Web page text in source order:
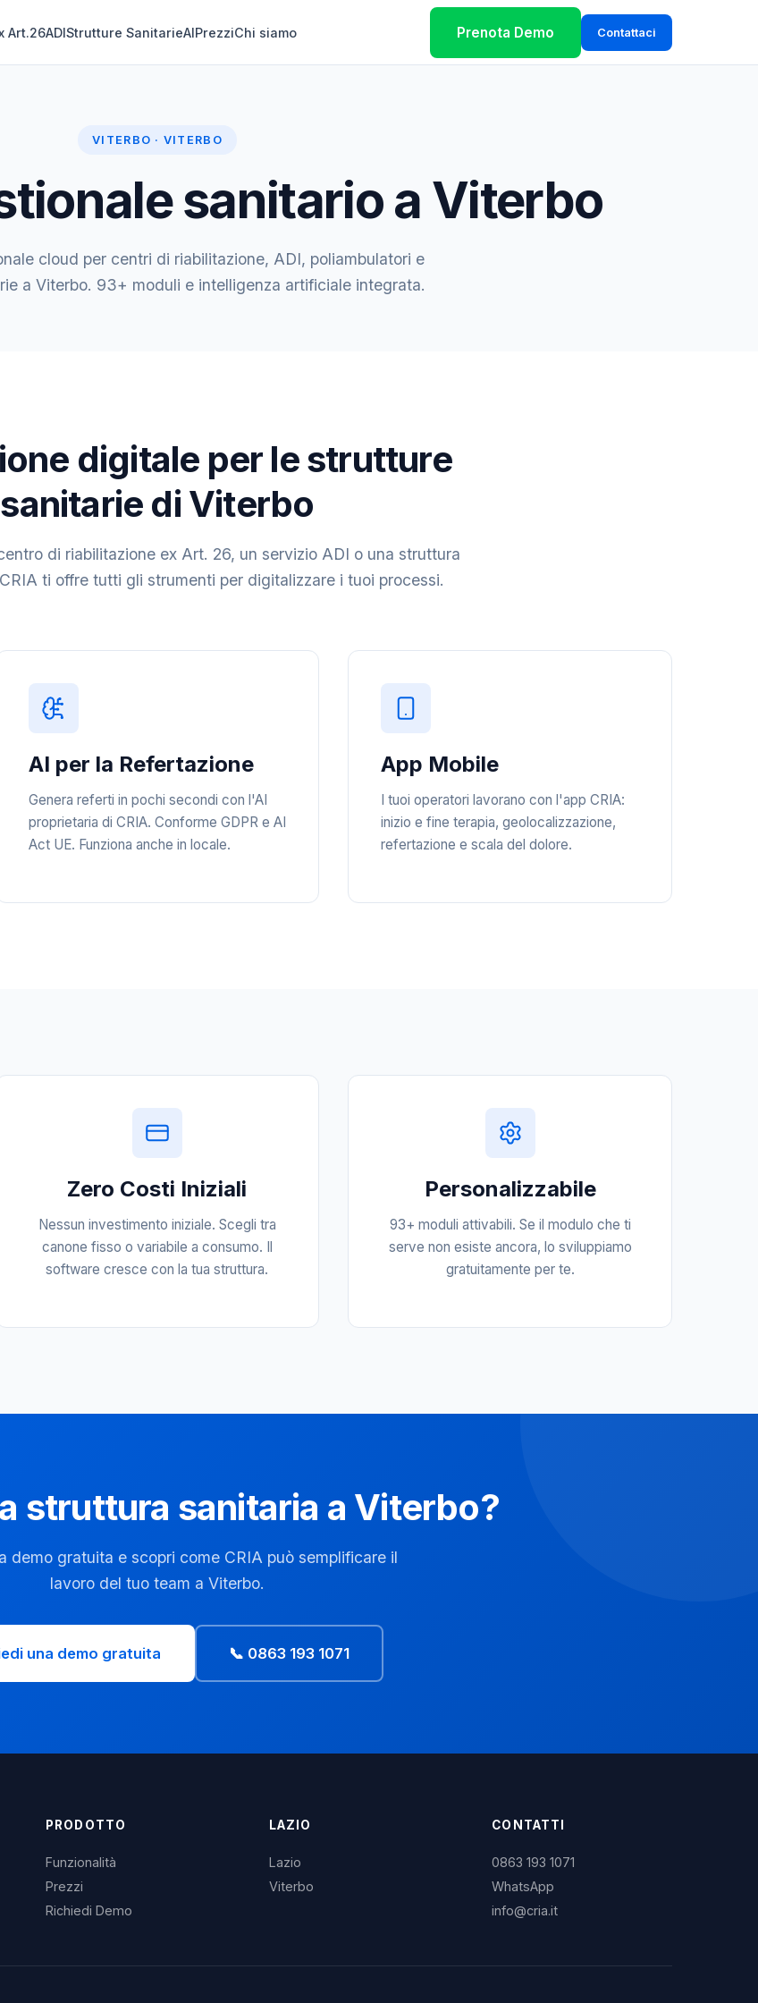
Art.26ADIStrutture SanitarieAIPrezziChi siamo Prenota Demo Contattaci
VITERBO · VITERBO
sanitario a Viterbo
cloud per centri di riabilitazione, ADI, poliambulatori e
a Viterbo. 93+ moduli e intelligenza artificiale integrata.
digitale per le strutture
sanitarie di Viterbo
di riabilitazione ex Art. 26, un servizio ADI o una struttura
ti offre tutti gli strumenti per digitalizzare i tuoi processi.
AI per la Refertazione
Genera referti in pochi secondi con l'AI
proprietaria di CRIA. Conforme GDPR e AI
Act UE. Funziona anche in locale.
App Mobile
I tuoi operatori lavorano con l'app CRIA:
inizio e fine terapia, geolocalizzazione,
refertazione e scala del dolore.
Zero Costi Iniziali
Nessun investimento iniziale. Scegli tra
canone fisso o variabile a consumo. Il
software cresce con la tua struttura.
Personalizzabile
93+ moduli attivabili. Se il modulo che ti
serve non esiste ancora, lo sviluppiamo
gratuitamente per te.
struttura sanitaria a Viterbo?
demo gratuita e scopri come CRIA può semplificare il
lavoro del tuo team a Viterbo.
una demo gratuita 📞 0863 193 1071
PRODOTTO
Funzionalità
Prezzi
Richiedi Demo
LAZIO
Lazio
Viterbo
CONTATTI
0863 193 1071
WhatsApp
info@cria.it